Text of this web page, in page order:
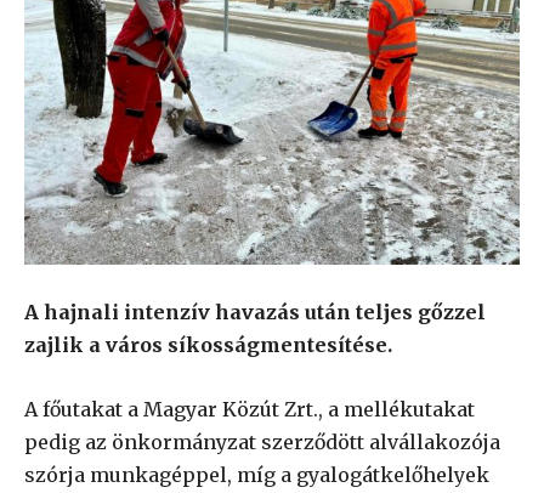
A hajnali intenzív havazás után teljes gőzzel
zajlik a város síkosságmentesítése.
A főutakat a Magyar Közút Zrt., a mellékutakat
pedig az önkormányzat szerződött alvállakozója
szórja munkagéppel, míg a gyalogátkelőhelyek